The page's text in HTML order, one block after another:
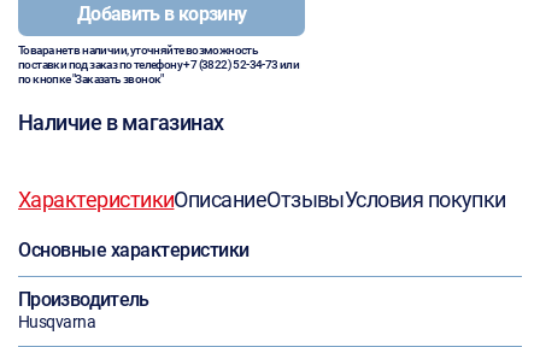
Добавить в корзину
Товара нет в наличии, уточняйте возможность
поставки под заказ по телефону+7 (3822) 52-34-73или
по кнопке "Заказать звонок"
Наличие в магазинах
ХарактеристикиОписаниеОтзывыУсловия покупки
Основные характеристики
Производитель
Husqvarna